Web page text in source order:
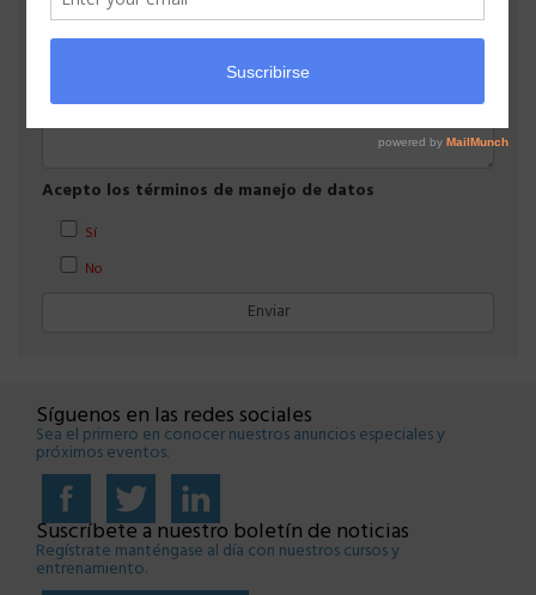
Observaciones
Acepto los términos de manejo de datos
Sí
No
Síguenos en las redes sociales
Sea el primero en conocer nuestros anuncios especiales y
próximos eventos.
Suscríbete a nuestro boletín de noticias
Regístrate manténgase al día con nuestros cursos y
entrenamiento.